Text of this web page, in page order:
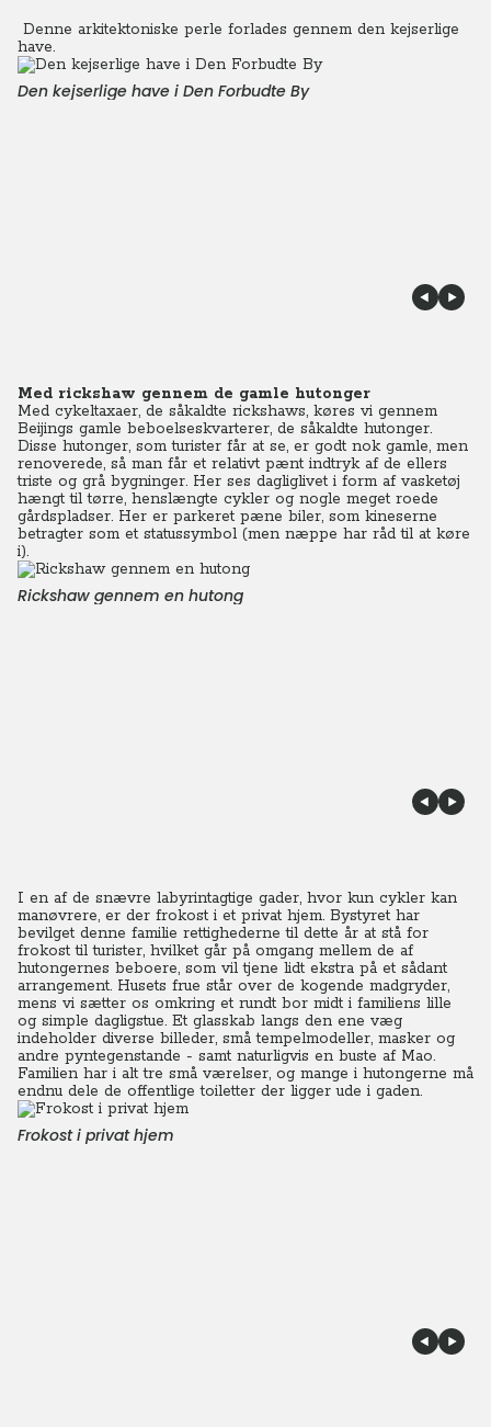
Denne arkitektoniske perle forlades gennem den kejserlige
have.
Den kejserlige have i Den Forbudte By
Med rickshaw gennem de gamle hutonger
Med cykeltaxaer, de såkaldte rickshaws, køres vi gennem
Beijings gamle beboelseskvarterer, de såkaldte hutonger.
Disse hutonger, som turister får at se, er godt nok gamle, men
renoverede, så man får et relativt pænt indtryk af de ellers
triste og grå bygninger. Her ses dagliglivet i form af vasketøj
hængt til tørre, henslængte cykler og nogle meget roede
gårdspladser. Her er parkeret pæne biler, som kineserne
betragter som et statussymbol (men næppe har råd til at køre
i).
Rickshaw gennem en hutong
I en af de snævre labyrintagtige gader, hvor kun cykler kan
manøvrere, er der frokost i et privat hjem. Bystyret har
bevilget denne familie rettighederne til dette år at stå for
frokost til turister, hvilket går på omgang mellem de af
hutongernes beboere, som vil tjene lidt ekstra på et sådant
arrangement. Husets frue står over de kogende madgryder,
mens vi sætter os omkring et rundt bor midt i familiens lille
og simple dagligstue. Et glasskab langs den ene væg
indeholder diverse billeder, små tempelmodeller, masker og
andre pyntegenstande - samt naturligvis en buste af Mao.
Familien har i alt tre små værelser, og mange i hutongerne må
endnu dele de offentlige toiletter der ligger ude i gaden.
Frokost i privat hjem